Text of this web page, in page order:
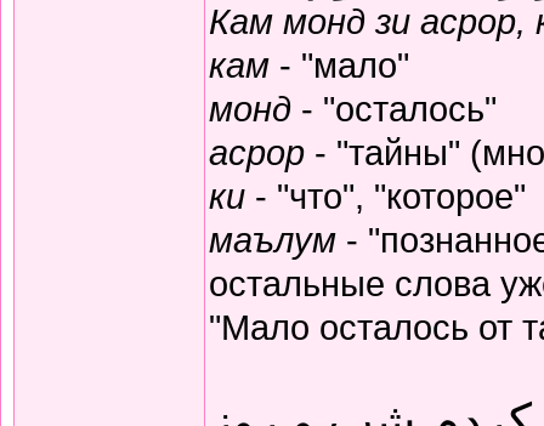
Кам монд зи
кам - "мало"
монд - "осталось"
асрор - "тайны"
ки - "что", "которое"
маълум -
остальные слова
"Мало осталось от